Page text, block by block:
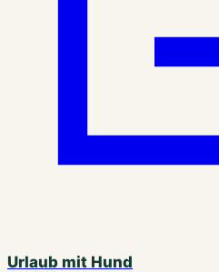
Urlaub mit Hund